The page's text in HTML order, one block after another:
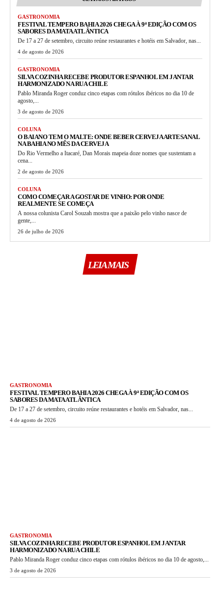
GASTRONOMIA
FESTIVAL TEMPERO BAHIA 2026 CHEGA À 9ª EDIÇÃO COM OS
SABORES DA MATA ATLÂNTICA
De 17 a 27 de setembro, circuito reúne restaurantes e hotéis em Salvador, nas...
4 de agosto de 2026
GASTRONOMIA
SILVA COZINHA RECEBE PRODUTOR ESPANHOL EM JANTAR
HARMONIZADO NA RUA CHILE
Pablo Miranda Roger conduz cinco etapas com rótulos ibéricos no dia 10 de
agosto,...
3 de agosto de 2026
COLUNA
O BAIANO TEM O MALTE: ONDE BEBER CERVEJA ARTESANAL
NA BAHIA NO MÊS DA CERVEJA
Do Rio Vermelho a Itacaré, Dan Morais mapeia doze nomes que sustentam a
cena...
2 de agosto de 2026
COLUNA
COMO COMEÇAR A GOSTAR DE VINHO: POR ONDE
REALMENTE SE COMEÇA
A nossa colunista Carol Souzah mostra que a paixão pelo vinho nasce de
gente,...
26 de julho de 2026
LEIA MAIS
GASTRONOMIA
FESTIVAL TEMPERO BAHIA 2026 CHEGA À 9ª EDIÇÃO COM OS
SABORES DA MATA ATLÂNTICA
De 17 a 27 de setembro, circuito reúne restaurantes e hotéis em Salvador, nas...
4 de agosto de 2026
GASTRONOMIA
SILVA COZINHA RECEBE PRODUTOR ESPANHOL EM JANTAR
HARMONIZADO NA RUA CHILE
Pablo Miranda Roger conduz cinco etapas com rótulos ibéricos no dia 10 de agosto,...
3 de agosto de 2026